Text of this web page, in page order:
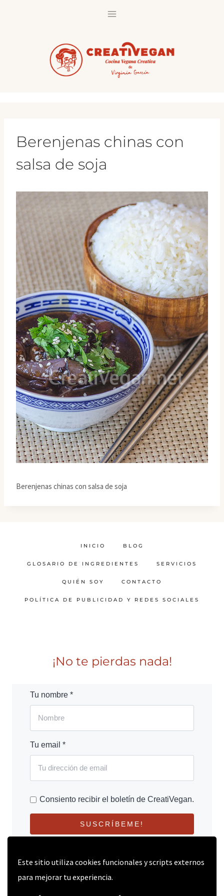
Este sitio utiliza cookies funcionales y scripts externos
para mejorar tu experiencia.
Berenjenas chinas con
salsa de soja
Berenjenas chinas con salsa de soja
INICIO BLOG
GLOSARIO DE INGREDIENTES SERVICIOS
QUIÉN SOY CONTACTO
POLÍTICA DE PUBLICIDAD Y REDES SOCIALES
¡No te pierdas nada!
Tu nombre *
Tu email *
Consiento recibir el boletín de CreatiVegan.
SUSCRÍBEME!